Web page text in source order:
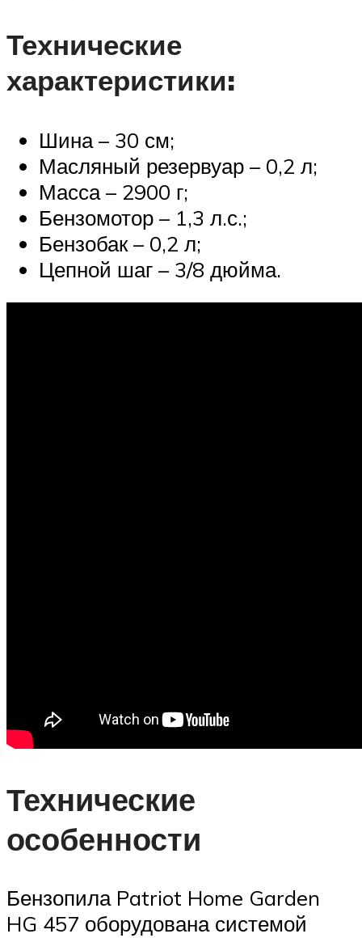
Технические
характеристики:
Шина – 30 см;
Масляный резервуар – 0,2 л;
Масса – 2900 г;
Бензомотор – 1,3 л.с.;
Бензобак – 0,2 л;
Цепной шаг – 3/8 дюйма.
Технические
особенности
Бензопила Patriot Home Garden
HG 457 оборудована системой